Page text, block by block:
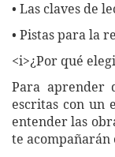
• Las claves de
• Pistas para la
<i>¿Por qué
Para aprender
escritas con un
entender las
te